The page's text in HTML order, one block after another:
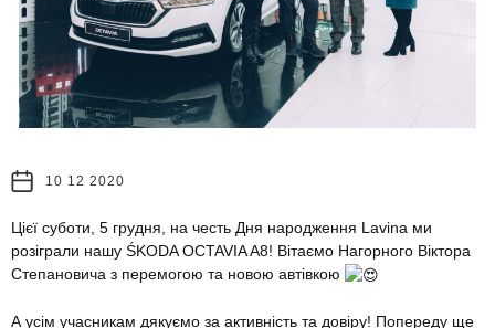
10 12 2020
Цієї суботи, 5 грудня, на честь Дня народження Lavina ми
розіграли нашу ŚKODA OCTAVIA A8! Вітаємо Нагорного Віктора
Степановича з перемогою та новою автівкою
А усім учасникам дякуємо за активність та довіру! Попереду ще